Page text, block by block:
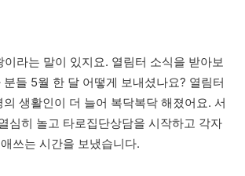
이라는 말이 있지요. 열림터 소식을 받아보
들 5월 한 달 어떻게 보내셨나요? 열림터
생활인이 더 늘어 복닥복닥 해졌어요. 서
심히 놀고 타로집단상담을 시작하고 각자
쓰는 시간을 보냈습니다.